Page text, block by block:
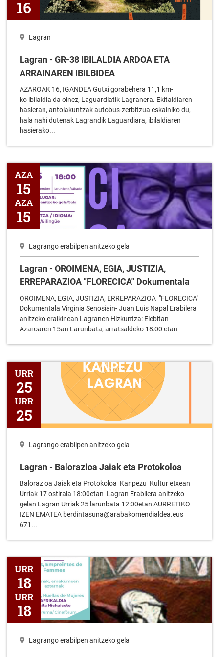
16
Lagran
Lagran - GR-38 IBILALDIA ARDOA ETA
ARRAINAREN IBILBIDEA
AZAROAK 16, IGANDEA Gutxi gorabehera 11,1 km-
ko ibilaldia da oinez, Laguardiatik Lagranera. Ekitaldiaren
hasieran, antolakuntzak autobus-zerbitzua eskainiko du,
hala nahi dutenak Lagrandik Laguardiara, ibilaldiaren
hasierako...
Lagran - OROIMENA, EGIA, JUSTIZIA, ERREPARAZIOA
AZA
15
AZA
15
Lagrango erabilpen anitzeko gela
Lagran - OROIMENA, EGIA, JUSTIZIA,
ERREPARAZIOA "FLORECICA" Dokumentala
OROIMENA, EGIA, JUSTIZIA, ERREPARAZIOA "FLORECICA"
Dokumentala Virginia Senosiain- Juan Luis Napal Erabilera
anitzeko eraikinean Lagranen Hizkuntza: Elebitan
Azaroaren 15an Larunbata, arratsaldeko 18:00 etan
Lagran - Balorazioa Jaiak eta Protokoloa
URR
25
URR
25
Lagrango erabilpen anitzeko gela
Lagran - Balorazioa Jaiak eta Protokoloa
Balorazioa Jaiak eta Protokoloa Kanpezu Kultur etxean
Urriak 17 ostirala 18:00etan Lagran Erabilera anitzeko
gelan Lagran Urriak 25 larunbata 12:00etan AURRETIKO
IZEN EMATEA berdintasuna@arabakomendialdea.eus
671...
Lagran - Aztarnak, emakumeen aztarnak Zineforuma
URR
18
URR
18
Lagrango erabilpen anitzeko gela